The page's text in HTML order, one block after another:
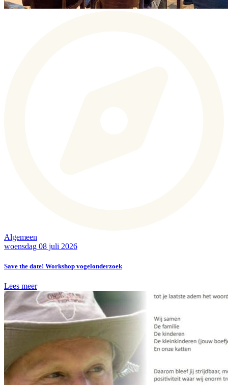
Algemeen
woensdag 08 juli 2026
Save the date! Workshop vogelonderzoek
Lees meer